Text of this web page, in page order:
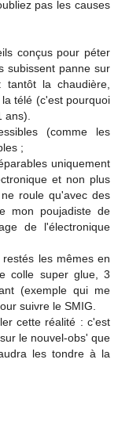
pas les causes
conçus pour péter
subissent panne sur
la chaudière,
télé (c'est pourquoi
(comme les
;
uniquement
et non plus
roule qu'avec des
mon poujadiste de
de l'électronique
les mêmes en
colle super glue, 3
(exemple qui me
suivre le SMIG.
cette réalité : c'est
le nouvel-obs' que
les tondre à la